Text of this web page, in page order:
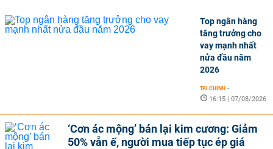
Top ngân hàng
tăng trưởng cho
vay mạnh nhất
nửa đầu năm
2026
TÀI CHÍNH -
16:15 | 07/08/2026
‘Cơn ác mộng’ bán lại kim cương: Giảm
50% vẫn ế, người mua tiếp tục ép giá